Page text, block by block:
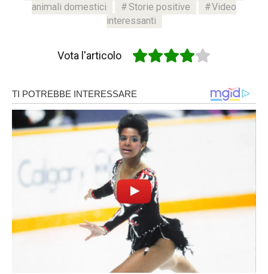
animali domestici
Storie positive
Video
interessanti
Vota l'articolo